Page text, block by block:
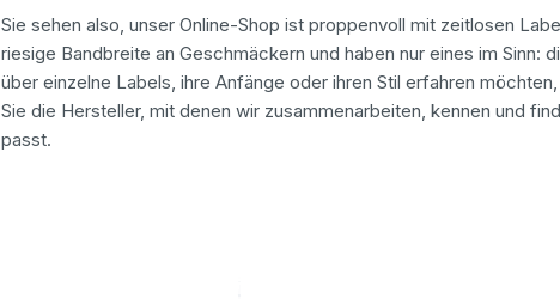
Sie sehen also, unser Online-Shop ist proppenvoll mit zeitlosen
riesige Bandbreite an Geschmäckern und haben nur eines im Sinn:
über einzelne Labels, ihre Anfänge oder ihren Stil erfahren
Sie die Hersteller, mit denen wir zusammenarbeiten, kennen und
passt.